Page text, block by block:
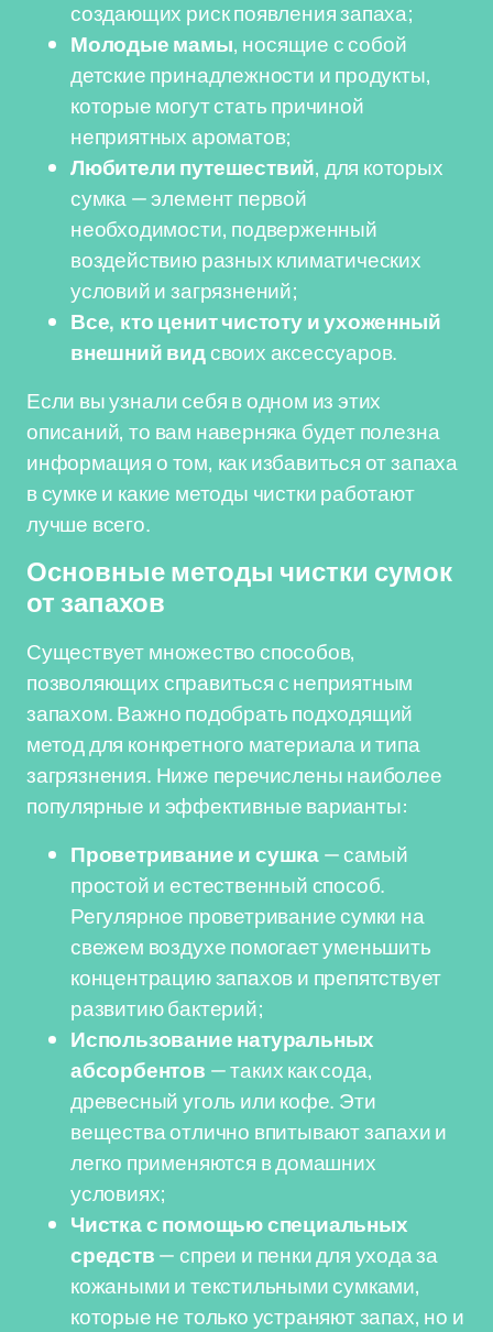
создающих риск появления запаха;
Молодые мамы, носящие с собой
детские принадлежности и продукты,
которые могут стать причиной
неприятных ароматов;
Любители путешествий, для которых
сумка — элемент первой
необходимости, подверженный
воздействию разных климатических
условий и загрязнений;
Все, кто ценит чистоту и ухоженный
внешний видсвоих аксессуаров.
Если вы узнали себя в одном из этих
описаний, то вам наверняка будет полезна
информация о том, как избавиться от запаха
в сумке и какие методы чистки работают
лучше всего.
Основные методы чистки сумок
от запахов
Существует множество способов,
позволяющих справиться с неприятным
запахом. Важно подобрать подходящий
метод для конкретного материала и типа
загрязнения. Ниже перечислены наиболее
популярные и эффективные варианты:
Проветривание и сушка— самый
простой и естественный способ.
Регулярное проветривание сумки на
свежем воздухе помогает уменьшить
концентрацию запахов и препятствует
развитию бактерий;
Использование натуральных
абсорбентов — таких как сода,
древесный уголь или кофе. Эти
вещества отлично впитывают запахи и
легко применяются в домашних
условиях;
Чистка с помощью специальных
средств— спреи и пенки для ухода за
кожаными и текстильными сумками,
которые не только устраняют запах, но и